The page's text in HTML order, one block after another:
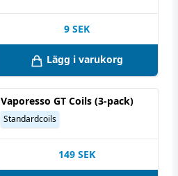
9 SEK
Lägg i varukorg
Vaporesso GT Coils (3-pack)
Standardcoils
149 SEK